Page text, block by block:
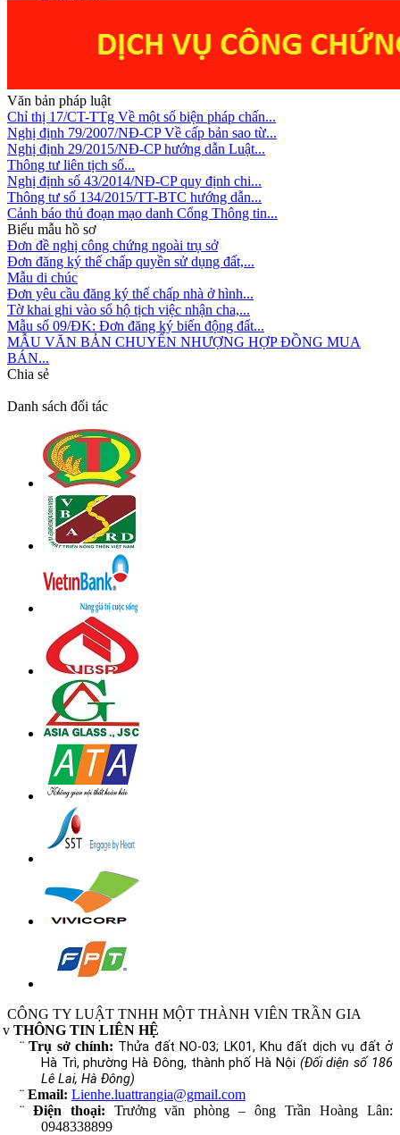
Văn bản pháp luật
Chỉ thị 17/CT-TTg Về một số biện pháp chấn...
Nghị định 79/2007/NĐ-CP Về cấp bản sao từ...
Nghị định 29/2015/NĐ-CP hướng dẫn Luật...
Thông tư liên tịch số...
Nghị định số 43/2014/NĐ-CP quy định chi...
Thông tư số 134/2015/TT-BTC hướng dẫn...
Cảnh báo thủ đoạn mạo danh Cổng Thông tin...
Biểu mẫu hồ sơ
Đơn đề nghị công chứng ngoài trụ sở
Đơn đăng ký thế chấp quyền sử dụng đất,...
Mẫu di chúc
Đơn yêu cầu đăng ký thế chấp nhà ở hình...
Tờ khai ghi vào sổ hộ tịch việc nhận cha,...
Mẫu số 09/ĐK: Đơn đăng ký biến động đất...
MẪU VĂN BẢN CHUYỂN NHƯỢNG HỢP ĐỒNG MUA
BÁN...
Chia sẻ
Danh sách đối tác
CÔNG TY LUẬT TNHH MỘT THÀNH VIÊN TRẦN GIA
v THÔNG TIN LIÊN HỆ
¨Trụ sở chính: Thửa đất NO-03; LK01, Khu đất dịch vụ đất ở
Hà Trì, phường Hà Đông, thành phố Hà Nội (Đối diện số 186
Lê Lai, Hà Đông)
¨ Email: Lienhe.luattrangia@gmail.com
¨ Điện thoại: Trưởng văn phòng – ông Trần Hoàng Lân:
0948338899